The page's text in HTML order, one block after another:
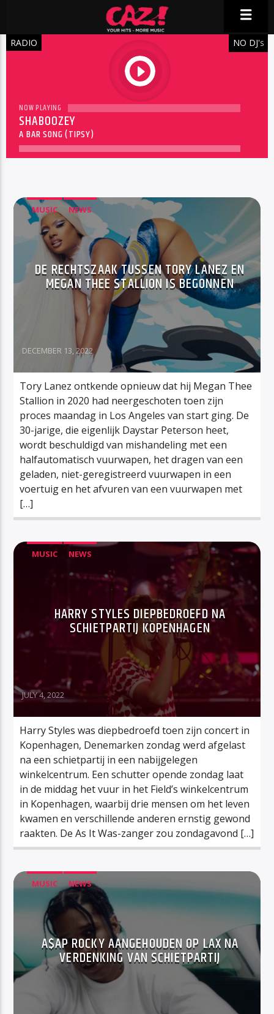
RADIO
play
NO DJ'S
NOW PLAYING
SHABOOZEY
A BAR SONG (TIPSY)
MUSIC NEWS
DE RECHTSZAAK TUSSEN TORY LANEZ EN
MEGAN THEE STALLION IS BEGONNEN
DECEMBER 13, 2022
Tory Lanez ontkende opnieuw dat hij Megan Thee
Stallion in 2020 had neergeschoten toen zijn
proces maandag in Los Angeles van start ging. De
30-jarige, die eigenlijk Daystar Peterson heet,
wordt beschuldigd van mishandeling met een
halfautomatisch vuurwapen, het dragen van een
geladen, niet-geregistreerd vuurwapen in een
voertuig en het afvuren van een vuurwapen met
[…]
MUSIC NEWS
HARRY STYLES DIEPBEDROEFD NA
SCHIETPARTIJ KOPENHAGEN
JULY 4, 2022
Harry Styles was diepbedroefd toen zijn concert in
Kopenhagen, Denemarken zondag werd afgelast
na een schietpartij in een nabijgelegen
winkelcentrum. Een schutter opende zondag laat
in de middag het vuur in het Field’s winkelcentrum
in Kopenhagen, waarbij drie mensen om het leven
kwamen en verschillende anderen ernstig gewond
raakten. De As It Was-zanger zou zondagavond […]
MUSIC NEWS
A$AP ROCKY AANGEHOUDEN OP LAX NA
VERDENKING VAN SCHIETPARTIJ